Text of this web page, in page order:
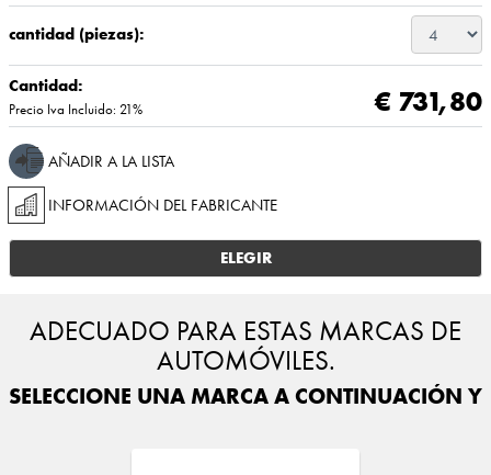
cantidad (piezas):
Cantidad:
Precio Iva Incluido: 21% € 731,80
AÑADIR A LA LISTA
INFORMACIÓN DEL FABRICANTE
ELEGIR
ADECUADO PARA ESTAS MARCAS DE
AUTOMÓVILES.
SELECCIONE UNA MARCA A CONTINUACIÓN Y